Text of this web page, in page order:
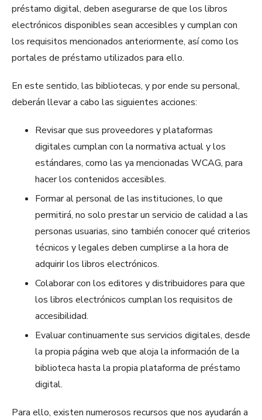
préstamo digital, deben asegurarse de que los libros
electrónicos disponibles sean accesibles y cumplan con
los requisitos mencionados anteriormente, así como los
portales de préstamo utilizados para ello.
En este sentido, las bibliotecas, y por ende su personal,
deberán llevar a cabo las siguientes acciones:
Revisar que sus proveedores y plataformas
digitales cumplan con la normativa actual y los
estándares, como las ya mencionadas WCAG, para
hacer los contenidos accesibles.
Formar al personal de las instituciones, lo que
permitirá, no solo prestar un servicio de calidad a las
personas usuarias, sino también conocer qué criterios
técnicos y legales deben cumplirse a la hora de
adquirir los libros electrónicos.
Colaborar con los editores y distribuidores para que
los libros electrónicos cumplan los requisitos de
accesibilidad.
Evaluar continuamente sus servicios digitales, desde
la propia página web que aloja la información de la
biblioteca hasta la propia plataforma de préstamo
digital.
Para ello, existen numerosos recursos que nos ayudarán a